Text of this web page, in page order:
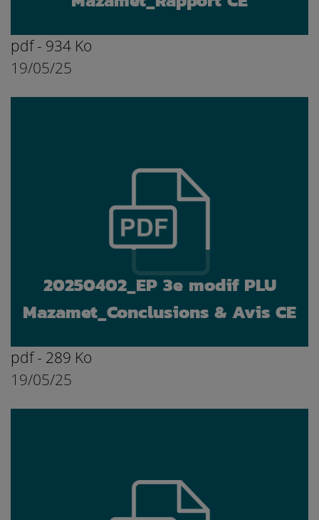
pdf - 934 Ko
19/05/25
20250402_EP 3e modif PLU
Mazamet_Conclusions & Avis CE
pdf - 289 Ko
19/05/25